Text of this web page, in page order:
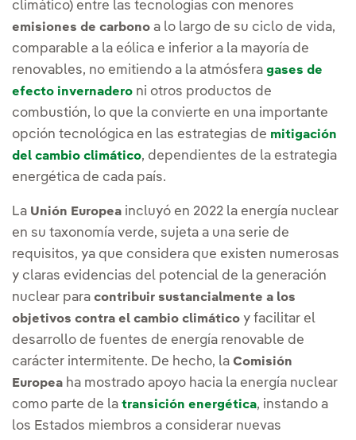
climático) entre las tecnologías con menores
emisiones de carbono a lo largo de su ciclo de vida,
comparable a la eólica e inferior a la mayoría de
renovables, no emitiendo a la atmósfera gases de
efecto invernadero ni otros productos de
combustión, lo que la convierte en una importante
opción tecnológica en las estrategias de mitigación
del cambio climático, dependientes de la estrategia
energética de cada país.
La Unión Europea incluyó en 2022 la energía nuclear
en su taxonomía verde, sujeta a una serie de
requisitos, ya que considera que existen numerosas
y claras evidencias del potencial de la generación
nuclear para contribuir sustancialmente a los
objetivos contra el cambio climático y facilitar el
desarrollo de fuentes de energía renovable de
carácter intermitente. De hecho, la Comisión
Europea ha mostrado apoyo hacia la energía nuclear
como parte de la transición energética, instando a
los Estados miembros a considerar nuevas